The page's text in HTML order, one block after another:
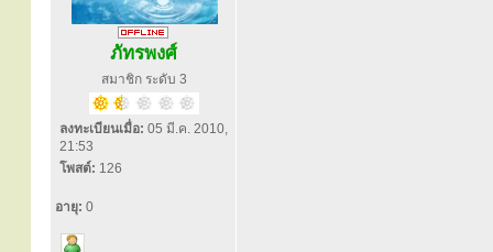
ภัทรพงศ์
สมาชิก ระดับ 3
ลงทะเบียนเมื่อ: 05 มี.ค. 2010,
21:53
โพสต์: 126
อายุ: 0